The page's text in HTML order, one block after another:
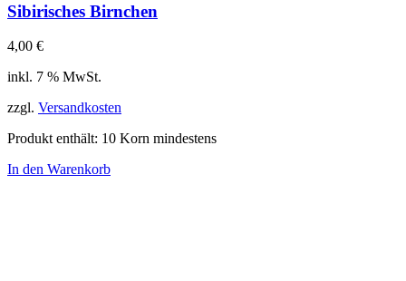
Sibirisches Birnchen
4,00 €
inkl. 7 % MwSt.
zzgl. Versandkosten
Produkt enthält: 10 Korn mindestens
In den Warenkorb